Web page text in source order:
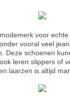
voor
vooral veel
Deze schoenen
leren slippers of
laarzen is altijd